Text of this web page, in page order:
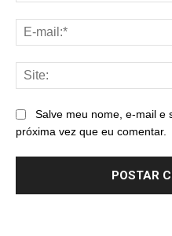
Salve meu nome, e-mail e
próxima vez que eu comentar.